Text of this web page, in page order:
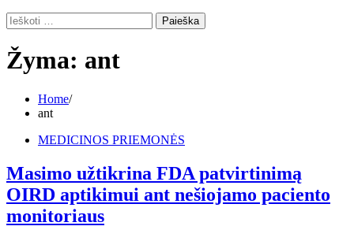
Ieškoti:
Žyma: ant
Home
ant
MEDICINOS PRIEMONĖS
Masimo užtikrina FDA patvirtinimą
OIRD aptikimui ant nešiojamo paciento
monitoriaus